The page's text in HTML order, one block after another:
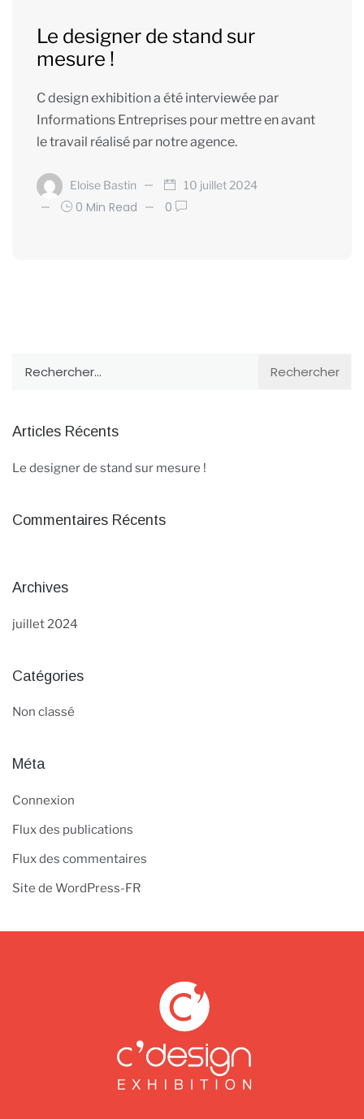
Le designer de stand sur
mesure !
C design exhibition a été interviewée par
Informations Entreprises pour mettre en avant
le travail réalisé par notre agence.
Eloise Bastin 10 juillet 2024
0 Min Read 0
Articles Récents
Le designer de stand sur mesure !
Commentaires Récents
Archives
juillet 2024
Catégories
Non classé
Méta
Connexion
Flux des publications
Flux des commentaires
Site de WordPress-FR